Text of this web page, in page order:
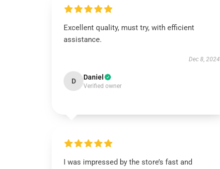
Excellent quality, must try, with efficient
assistance.
Dec 8, 2024
D Daniel
Verified owner
I was impressed by the store’s fast and